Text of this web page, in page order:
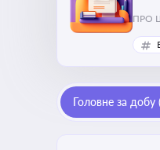
ПРО
Головне за добу